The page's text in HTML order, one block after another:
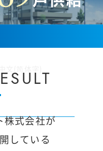
株式会社が
している